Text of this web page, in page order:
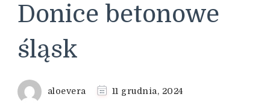
Donice betonowe
śląsk
aloevera 11 grudnia, 2024